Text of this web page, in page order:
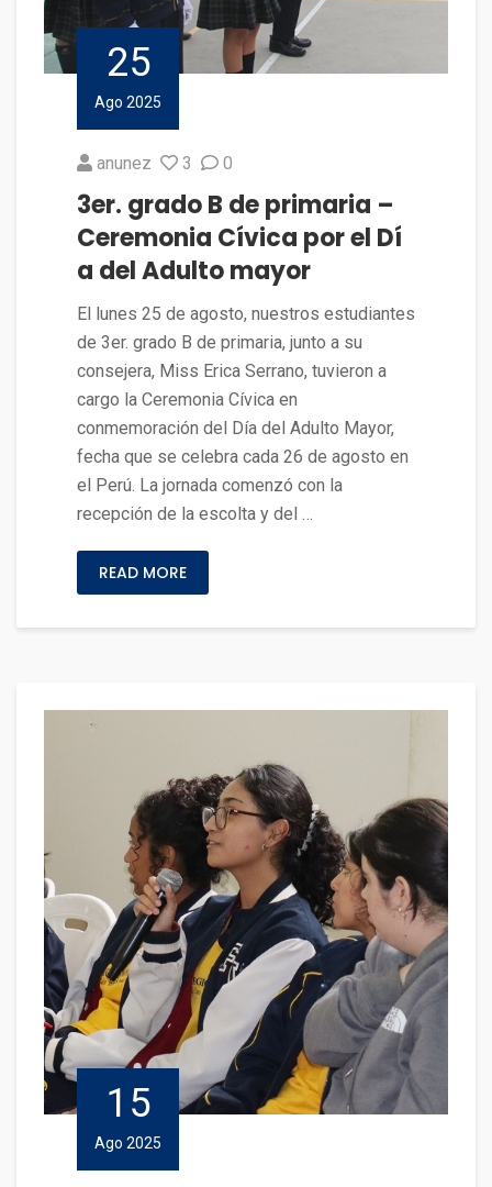
25
Ago 2025
anunez 3 0
3er. grado B de primaria –
Ceremonia Cívica por el Dí
a del Adulto mayor
El lunes 25 de agosto, nuestros estudiantes
de 3er. grado B de primaria, junto a su
consejera, Miss Erica Serrano, tuvieron a
cargo la Ceremonia Cívica en
conmemoración del Día del Adulto Mayor,
fecha que se celebra cada 26 de agosto en
el Perú. La jornada comenzó con la
recepción de la escolta y del …
READ MORE
15
Ago 2025